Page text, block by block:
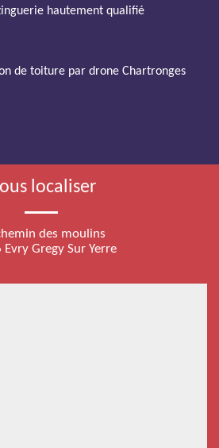
hautement qualifié
de toiture par drone Chartronges
localiser
des moulins
Gregy Sur Yerre